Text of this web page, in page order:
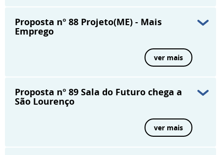
Proposta nº 88 Projeto(ME) - Mais
Emprego
ver mais
Proposta nº 89 Sala do Futuro chega a
São Lourenço
ver mais